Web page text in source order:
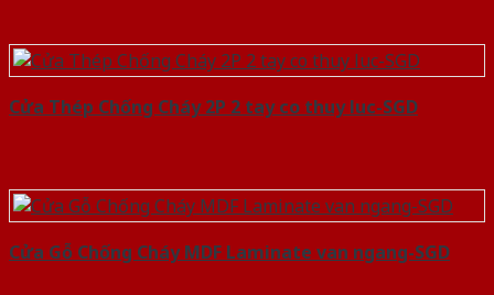
Cửa Thép Chống Cháy 2P 2 tay co thuy luc-SGD
Cửa Gỗ Chống Cháy MDF Laminate van ngang-SGD